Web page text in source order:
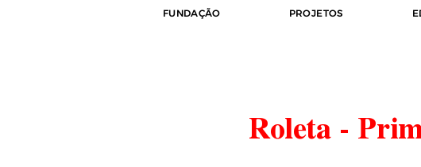
FUNDAÇÃO PROJETOS
Roleta -